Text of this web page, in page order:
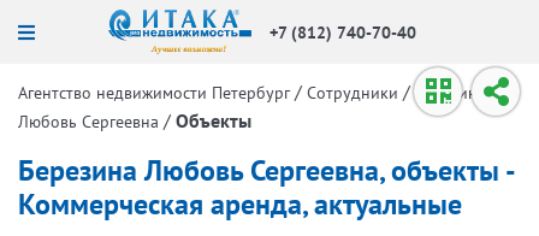
+7 (812) 740-70-40
Агентство недвижимости Петербург / Сотрудники / Березина
Любовь Сергеевна / Объекты
Березина Любовь Сергеевна, объекты -
Коммерческая аренда, актуальные